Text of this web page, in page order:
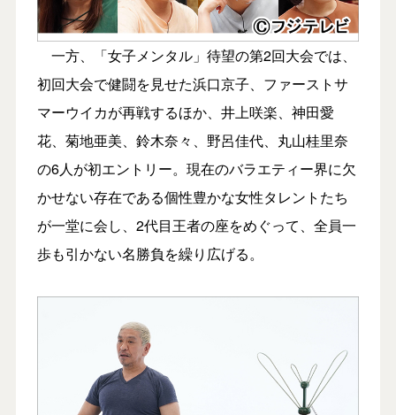
一方、「女子メンタル」待望の第2回大会では、
初回大会で健闘を見せた浜口京子、ファーストサ
マーウイカが再戦するほか、井上咲楽、神田愛
花、菊地亜美、鈴木奈々、野呂佳代、丸山桂里奈
の6人が初エントリー。現在のバラエティー界に欠
かせない存在である個性豊かな女性タレントたち
が一堂に会し、2代目王者の座をめぐって、全員一
歩も引かない名勝負を繰り広げる。